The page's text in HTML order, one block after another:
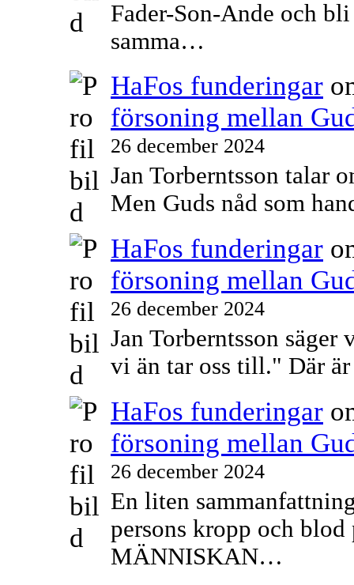
Fader-Son-Ande och
samma…
HaFos funderingar
försoning mellan
26 december 2024
Jan Torberntsson talar
Men Guds nåd som
HaFos funderingar
försoning mellan
26 december 2024
Jan Torberntsson
vi än tar oss till." Där
HaFos funderingar
försoning mellan
26 december 2024
En liten
persons kropp och
MÄNNISKAN…